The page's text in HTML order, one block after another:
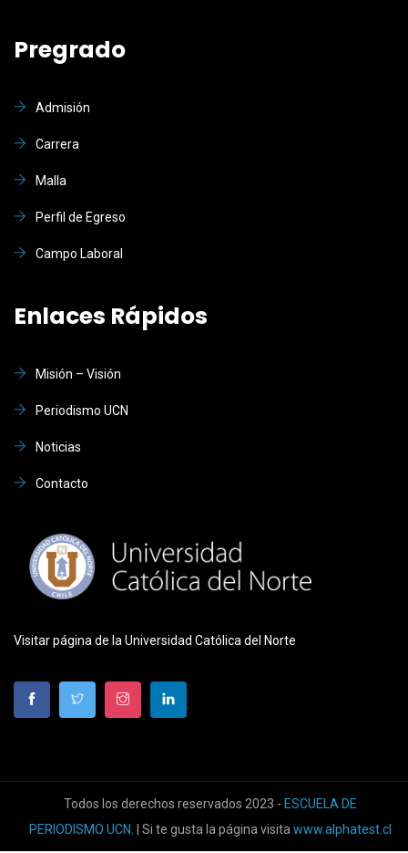
Pregrado
Admisión
Carrera
Malla
Perfil de Egreso
Campo Laboral
Enlaces Rápidos
Misión – Visión
Periodismo UCN
Noticias
Contacto
Visitar página de la Universidad Católica del Norte
Todos los derechos reservados 2023 - ESCUELA DE
PERIODISMO UCN. | Si te gusta la página visitawww.alphatest.cl